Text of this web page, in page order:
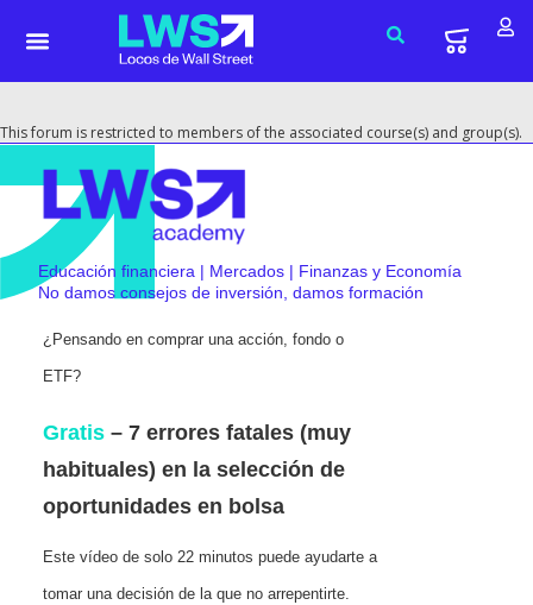
This forum is restricted to members of the associated course(s) and group(s).
Educación financiera | Mercados | Finanzas y Economía
No damos consejos de inversión, damos formación
¿Pensando en comprar una acción, fondo o
ETF?
Gratis – 7 errores fatales (muy
habituales) en la selección de
oportunidades en bolsa
Este vídeo de solo 22 minutos puede ayudarte a
tomar una decisión de la que no arrepentirte.